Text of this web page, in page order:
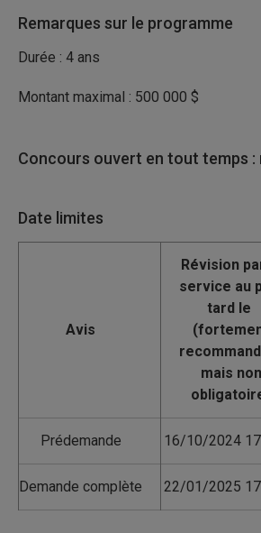
Remarques sur le programme
Durée : 4 ans
Montant maximal : 500 000 $
Concours ouvert en tout temps :
Date limites
Avis
Prédemande 16/10/2024
Demande complète 22/01/2025